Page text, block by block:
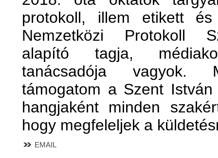
protokoll, illem etikett
Nemzetközi Protokoll
alapító tagja,
tanácsadója vagyok.
támogatom a Szent
hangjaként minden
hogy megfeleljek a
EMAIL